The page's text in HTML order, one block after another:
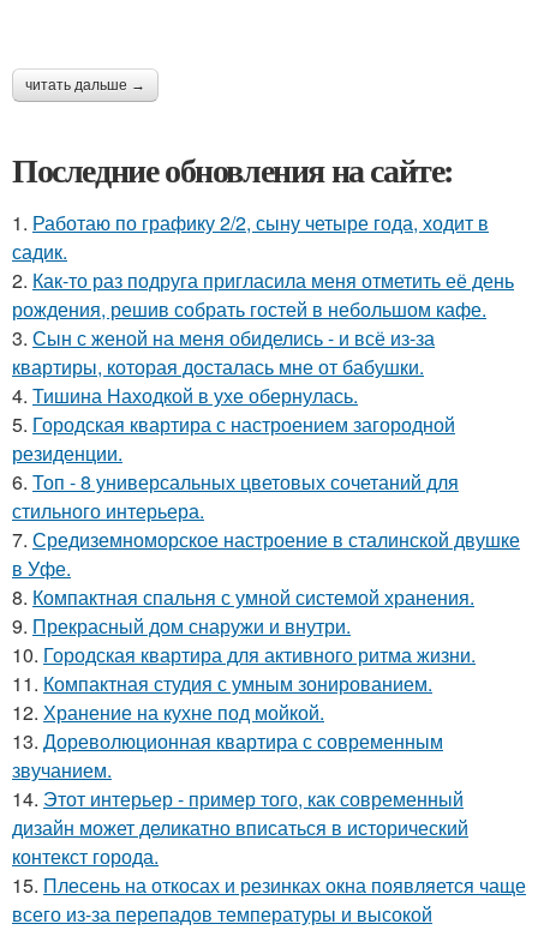
читать дальше →
Последние обновления на сайте:
1. Работаю по графику 2/2, сыну четыре года, ходит в
садик.
2. Как-то раз подруга пригласила меня отметить её день
рождения, решив собрать гостей в небольшом кафе.
3. Сын с женой на меня обиделись - и всё из-за
квартиры, которая досталась мне от бабушки.
4. Тишина Находкой в ухе обернулась.
5. Городская квартира с настроением загородной
резиденции.
6. Топ - 8 универсальных цветовых сочетаний для
стильного интерьера.
7. Средиземноморское настроение в сталинской двушке
в Уфе.
8. Компактная спальня с умной системой хранения.
9. Прекрасный дом снаружи и внутри.
10. Городская квартира для активного ритма жизни.
11. Компактная студия с умным зонированием.
12. Хранение на кухне под мойкой.
13. Дореволюционная квартира с современным
звучанием.
14. Этот интерьер - пример того, как современный
дизайн может деликатно вписаться в исторический
контекст города.
15. Плесень на откосах и резинках окна появляется чаще
всего из-за перепадов температуры и высокой